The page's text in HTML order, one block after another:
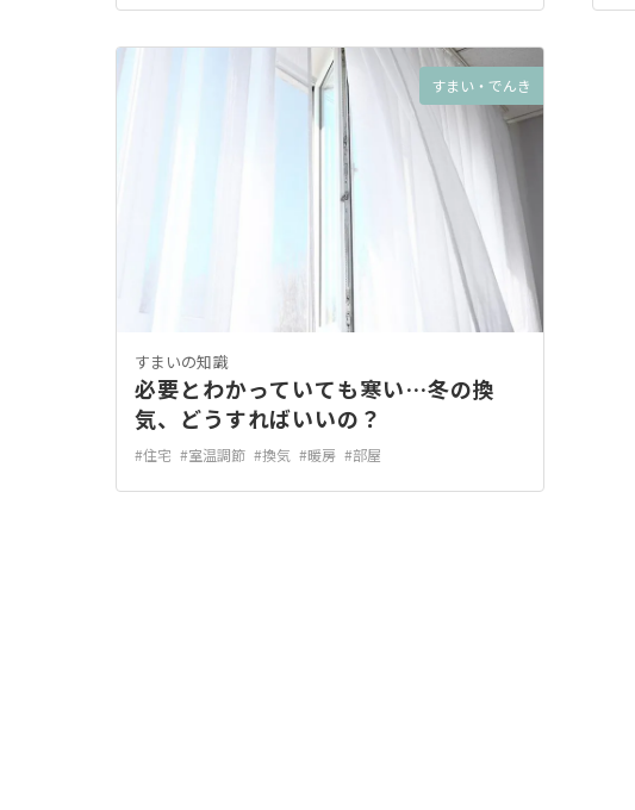
すまいの知識
必要とわかっていても寒い…冬の換
気、どうすればいいの？
#住宅 #室温調節 #換気 #暖房 #部屋
すまい・でんき